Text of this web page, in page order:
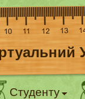
Студенту